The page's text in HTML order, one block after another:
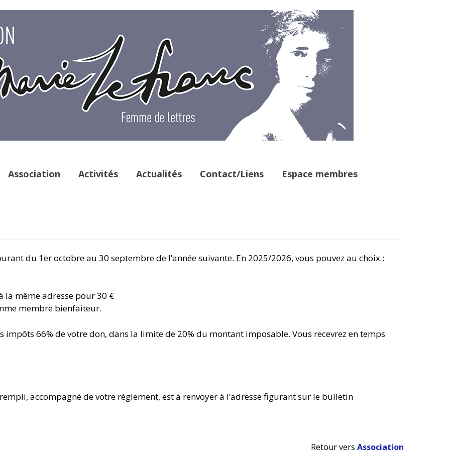
Association Activités Actualités Contact/Liens Espace membres
du 1er octobre au 30 septembre de l’année suivante. En 2025/2026, vous pouvez au choix :
la même adresse pour 30 €
membre bienfaiteur.
impôts 66% de votre don, dans la limite de 20% du montant imposable. Vous recevrez en temps
accompagné de votre règlement, est à renvoyer à l’adressefigurant sur le bulletin
Retour vers Association